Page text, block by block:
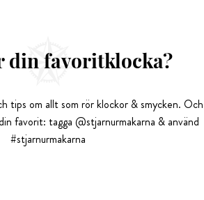
din favoritklocka?
tips om allt som rör klockor & smycken. Och
favorit: tagga @stjarnurmakarna & använd
#stjarnurmakarna